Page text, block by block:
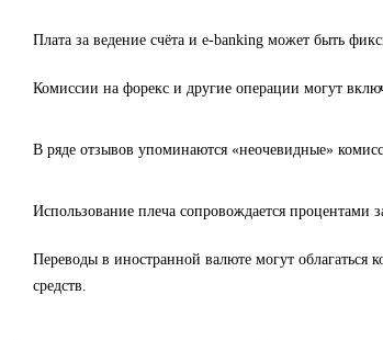
Плата за ведение счёта и e-banking может быть
Комиссии на форекс и другие операции могут
В ряде отзывов упоминаются «неочевидные»
Использование плеча сопровождается процентами
Переводы в иностранной валюте могут облагаться
средств.